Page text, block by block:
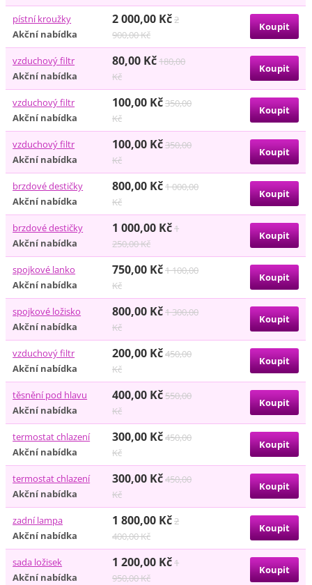
pístní kroužky
Akční nabídka
2 000,00 Kč2
900,00 Kč
vzduchový filtr
Akční nabídka
80,00 Kč180,00
Kč
vzduchový filtr
Akční nabídka
100,00 Kč350,00
Kč
vzduchový filtr
Akční nabídka
100,00 Kč350,00
Kč
brzdové destičky
Akční nabídka
800,00 Kč1 000,00
Kč
brzdové destičky
Akční nabídka
1 000,00 Kč1
250,00 Kč
spojkové lanko
Akční nabídka
750,00 Kč1 100,00
Kč
spojkové ložisko
Akční nabídka
800,00 Kč1 300,00
Kč
vzduchový filtr
Akční nabídka
200,00 Kč450,00
Kč
těsnění pod hlavu
Akční nabídka
400,00 Kč550,00
Kč
termostat chlazení
Akční nabídka
300,00 Kč450,00
Kč
termostat chlazení
Akční nabídka
300,00 Kč450,00
Kč
zadní lampa
Akční nabídka
1 800,00 Kč2
400,00 Kč
sada ložisek
Akční nabídka
1 200,00 Kč1
950,00 Kč